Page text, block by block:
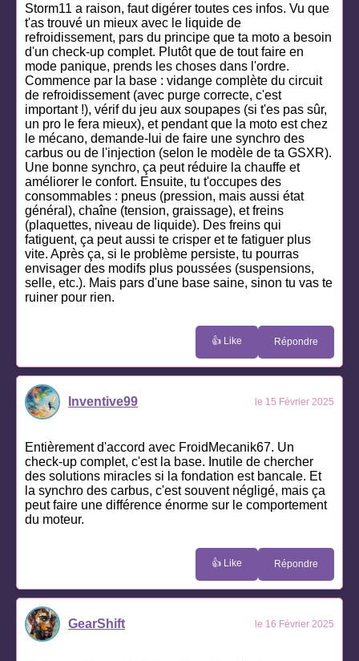
Storm11 a raison, faut digérer toutes ces infos. Vu que
t'as trouvé un mieux avec le liquide de
refroidissement, pars du principe que ta moto a besoin
d'un check-up complet. Plutôt que de tout faire en
mode panique, prends les choses dans l'ordre.
Commence par la base : vidange complète du circuit
de refroidissement (avec purge correcte, c'est
important !), vérif du jeu aux soupapes (si t'es pas sûr,
un pro le fera mieux), et pendant que la moto est chez
le mécano, demande-lui de faire une synchro des
carbus ou de l'injection (selon le modèle de ta GSXR).
Une bonne synchro, ça peut réduire la chauffe et
améliorer le confort. Ensuite, tu t'occupes des
consommables : pneus (pression, mais aussi état
général), chaîne (tension, graissage), et freins
(plaquettes, niveau de liquide). Des freins qui
fatiguent, ça peut aussi te crisper et te fatiguer plus
vite. Après ça, si le problème persiste, tu pourras
envisager des modifs plus poussées (suspensions,
selle, etc.). Mais pars d'une base saine, sinon tu vas te
ruiner pour rien.
👍 Like Répondre
Inventive99 le 15 Février 2025
Entièrement d'accord avec FroidMecanik67. Un
check-up complet, c'est la base. Inutile de chercher
des solutions miracles si la fondation est bancale. Et
la synchro des carbus, c'est souvent négligé, mais ça
peut faire une différence énorme sur le comportement
du moteur.
👍 Like Répondre
GearShift le 16 Février 2025